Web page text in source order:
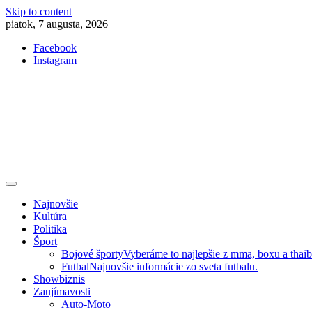
Skip to content
piatok, 7 augusta, 2026
Facebook
Instagram
Najnovšie
Kultúra
Politika
Šport
Bojové športyVyberáme to najlepšie z mma, boxu a
FutbalNajnovšie informácie zo sveta futbalu.
Showbiznis
Zaujímavosti
Auto-Moto